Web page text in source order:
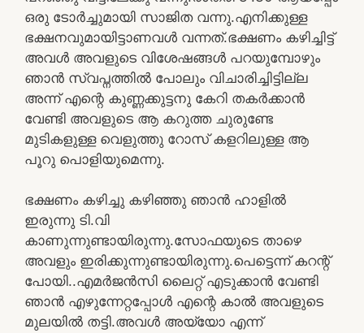
ഒരു ടോര്‍ച്ചുമായി സാജിത വന്നു.എനിക്കുള്ള
ഭക്ഷനവുമായിട്ടാണവള്‍ വന്നത്.ഭക്ഷണം കഴിച്ചിട്ട്
അവള്‍ അവളുടെ വിശേഷങ്ങള്‍ പറയുമ്പോഴും
ഞാന്‍ സ്വപ്നത്തില്‍ പോലും വിചാരിച്ചിട്ടില്ല
അന്ന് എന്റെ കുണ്ണക്കുട്ടനു കേറി തകര്‍ക്കാന്‍
വേണ്ടി അവളുടെ ആ കറുത്ത ചുരുണ്ടേ
മുടികളുള്ള വെളുത്തു റോസ് കളറിലുള്ള ആ
പൂറു പൊളിയുമെന്നു.
ഭക്ഷണം കഴിച്ചു കഴിഞ്ഞു ഞാന്‍ ഹാളില്‍
ഇരുന്നു ടി.വി
കാണുന്നുണ്ടായിരുന്നു.സോഫയുടെ താഴെ
അവളും ഇരിക്കുന്നുണ്ടായിരുന്നു.പെട്ടെന്ന് കറന്റ്‌
പോയി..എമര്‍ജന്‍സി ലൈറ്റ് എടുക്കാന്‍ വേണ്ടി
ഞാന്‍ എഴുന്നേറ്റപ്പോള്‍ എന്റെ കാല്‍ അവളുടെ
മുലയില്‍ തട്ടി.അവള്‍ അയ്യോ എന്ന്